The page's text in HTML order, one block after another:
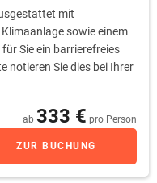
mit
sowie einem
Sie ein barrierefreies
notieren Sie dies bei Ihrer
gegen einen Aufpreis
ab 333 € pro Person
ZUR BUCHUNG